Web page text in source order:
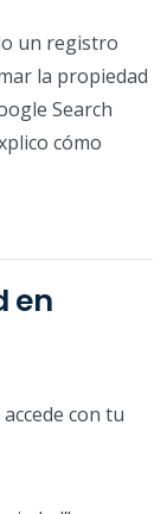
un registro
la propiedad
Search
cómo
en
accede con tu